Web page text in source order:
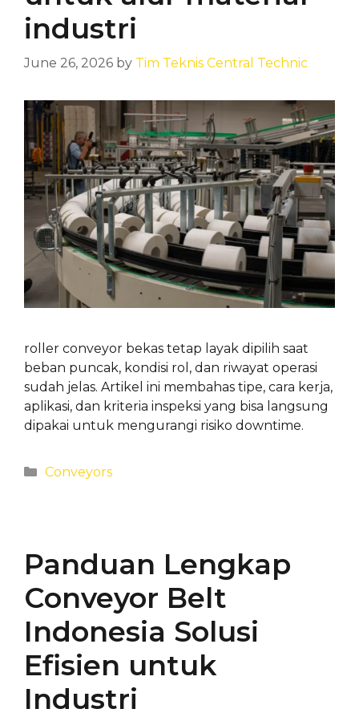
industri
June 26, 2026 by Tim Teknis Central Technic
roller conveyor bekas tetap layak dipilih saat
beban puncak, kondisi rol, dan riwayat operasi
sudah jelas. Artikel ini membahas tipe, cara kerja,
aplikasi, dan kriteria inspeksi yang bisa langsung
dipakai untuk mengurangi risiko downtime.
Categories
Conveyors
Panduan Lengkap
Conveyor Belt
Indonesia Solusi
Efisien untuk
Industri